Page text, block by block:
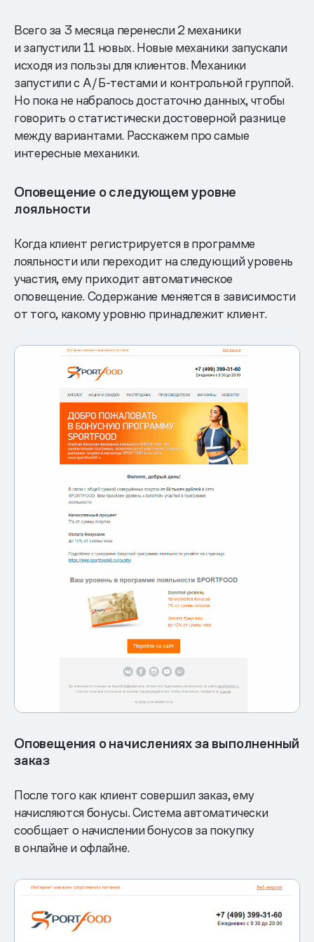
Всего за 3 месяца перенесли 2 механики
и запустили 11 новых. Новые механики запускали
исходя из пользы для клиентов. Механики
запустили с А/Б-тестами и контрольной группой.
Но пока не набралось достаточно данных, чтобы
говорить о статистически достоверной разнице
между вариантами. Расскажем про самые
интересные механики.
Оповещение о следующем уровне
лояльности
Когда клиент регистрируется в программе
лояльности или переходит на следующий уровень
участия, ему приходит автоматическое
оповещение. Содержание меняется в зависимости
от того, какому уровню принадлежит клиент.
Оповещения о начислениях за выполненный
заказ
После того как клиент совершил заказ, ему
начисляются бонусы. Система автоматически
сообщает о начислении бонусов за покупку
в онлайне и офлайне.